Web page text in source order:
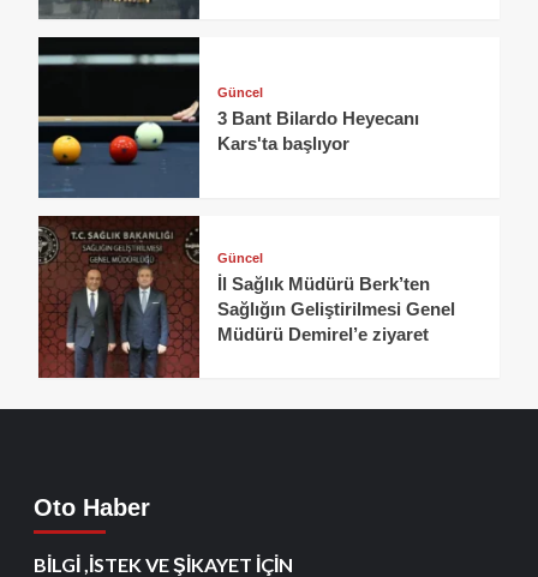
Güncel
3 Bant Bilardo Heyecanı
Kars'ta başlıyor
Güncel
İl Sağlık Müdürü Berk’ten
Sağlığın Geliştirilmesi Genel
Müdürü Demirel’e ziyaret
Oto Haber
BİLGİ ,İSTEK VE ŞİKAYET İÇİN